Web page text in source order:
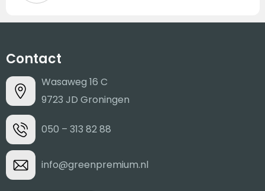
Contact
Wasaweg 16 C
9723 JD Groningen
050 – 313 82 88
info@greenpremium.nl